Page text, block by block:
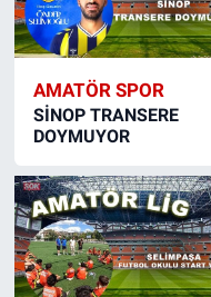
AMATÖR SPOR
SİNOP TRANSERE
DOYMUYOR